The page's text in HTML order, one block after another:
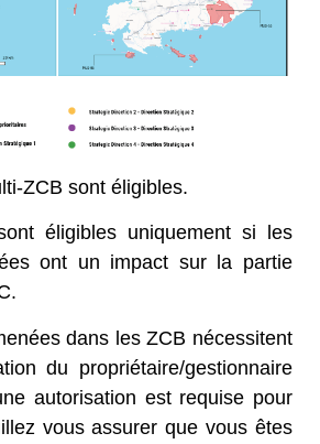
ZCB sont éligibles.
éligibles uniquement si les
ont un impact sur la partie
dans les ZCB nécessitent
du propriétaire/gestionnaire
autorisation est requise pour
vous assurer que vous êtes